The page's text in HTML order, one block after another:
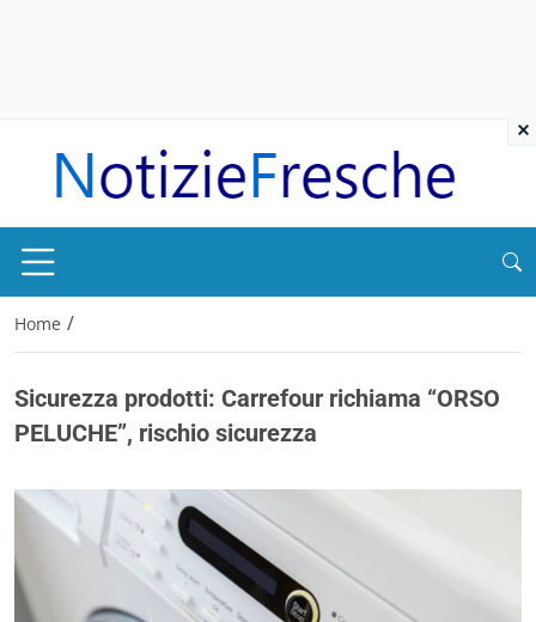
Home /
Sicurezza prodotti: Carrefour richiama “ORSO
PELUCHE”, rischio sicurezza
×